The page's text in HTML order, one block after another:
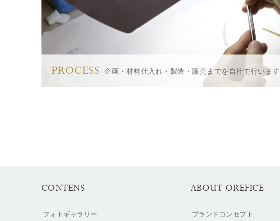
PROCESS 企画・材料仕入れ・製造・販売までを自社で行います
CONTENS
フォトギャラリー
ABOUT OREFICE
ブランドコンセプト